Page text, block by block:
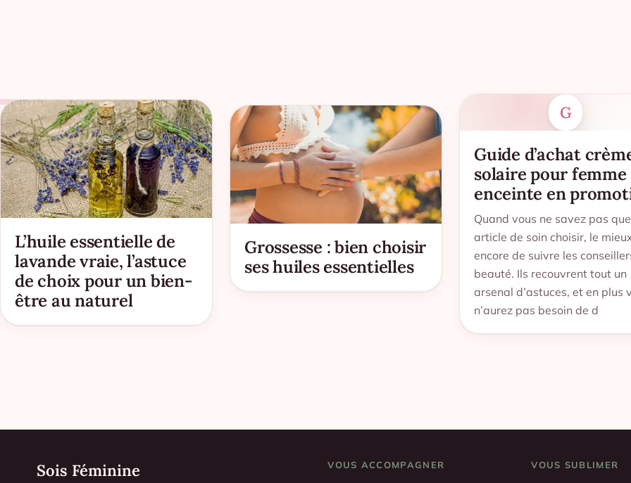
L’huile essentielle de
lavande vraie, l’astuce
de choix pour un bien-
être au naturel
Grossesse : bien choisir
ses huiles essentielles
G
Guide d’achat
solaire pour femme
enceinte en
Quand vous ne savez pas
article de soin choisir, le
encore de suivre les
beauté. Ils recouvrent tout un
arsenal d’astuces, et en plus
n’aurez pas besoin de d
Sois Féminine VOUS ACCOMPAGNER VOUS SUBLIMER